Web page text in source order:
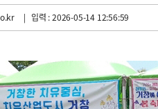
| 입력 : 2026-05-14 12:56:59